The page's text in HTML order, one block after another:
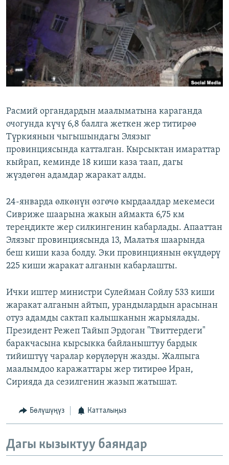
ЭЖЕ-СИҢДИЛЕР
АЗАТТЫК+
ЫҢГАЙСЫЗ СУРООЛОР
ОНЛАЙН ШЕРИНЕ
ЭЕ/АРнун бардык сайттары
Расмий органдардын маалыматына караганда
очогунда күчү 6,8 баллга жеткен жер титирөө
Түркиянын чыгышындагы Элязыг
провинциясында катталган. Кырсыктан имараттар
кыйрап, кеминде 18 киши каза таап, дагы
жүздөгөн адамдар жаракат алды.
24-январда өлкөнүн өзгөчө кырдаалдар мекемеси
Сивриже шаарына жакын аймакта 6,75 км
тереңдикте жер силкингенин кабарлады. Апааттан
Элязыг провинциясында 13, Малатья шаарында
беш киши каза болду. Эки провинциянын өкүлдөрү
225 киши жаракат алганын кабарлашты.
Ички иштер министри Сулейман Сойлу 533 киши
жаракат алганын айтып, урандылардын арасынан
отуз адамды сактап калышканын жарыялады.
Президент Режеп Тайып Эрдоган "Твиттердеги"
баракчасына кырсыкка байланыштуу бардык
тийиштүү чаралар көрүлөрүн жазды. Жалпыга
маалымдоо каражаттары жер титирөө Иран,
Сирияда да сезилгенин жазып жатышат.
Бөлүшүңүз Катталыңыз
Дагы кызыктуу баяндар